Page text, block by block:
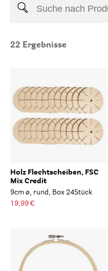
22 Ergebnisse
Holz Flechtscheiben, FSC
Mix Credit
9cm ø, rund, Box 24Stück
19,99 €